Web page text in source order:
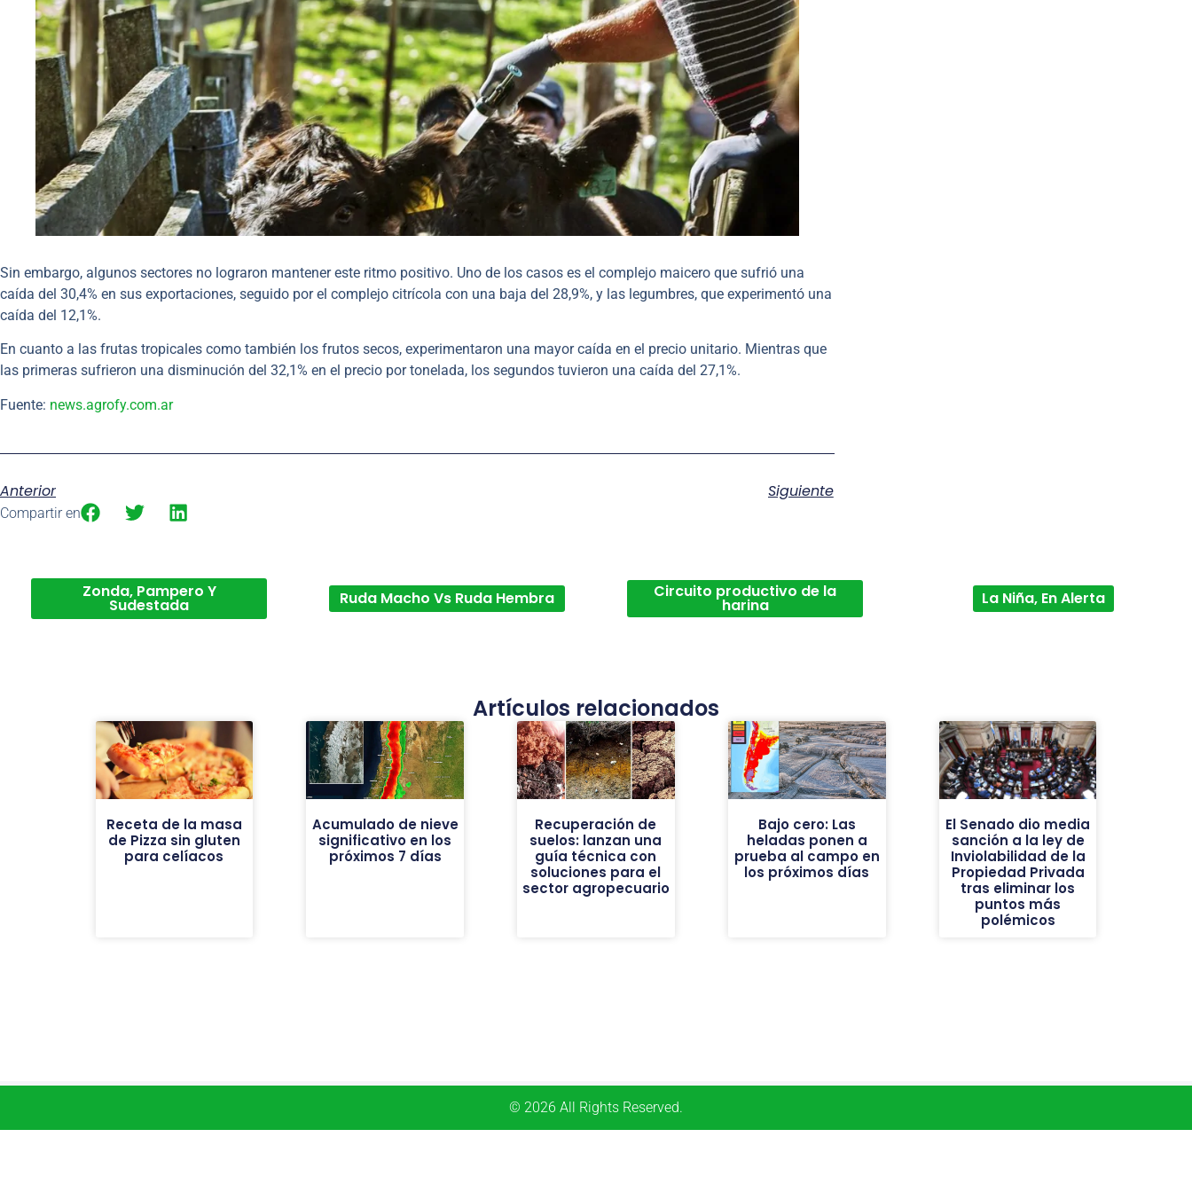
Sin embargo, algunos sectores no lograron mantener este ritmo positivo. Uno de los casos es el complejo maicero que sufrió una
caída del 30,4% en sus exportaciones, seguido por el complejo citrícola con una baja del 28,9%, y las legumbres, que experimentó una
caída del 12,1%.
En cuanto a las frutas tropicales como también los frutos secos, experimentaron una mayor caída en el precio unitario. Mientras que
las primeras sufrieron una disminución del 32,1% en el precio por tonelada, los segundos tuvieron una caída del 27,1%.
Fuente: news.agrofy.com.ar
Anterior Siguiente
Compartir en
Zonda, Pampero Y
Sudestada Ruda Macho Vs Ruda Hembra Circuito productivo de la
harina La Niña, En Alerta
Artículos relacionados
Receta de la masa
de Pizza sin gluten
para celíacos
Acumulado de nieve
significativo en los
próximos 7 días
Recuperación de
suelos: lanzan una
guía técnica con
soluciones para el
sector agropecuario
Bajo cero: Las
heladas ponen a
prueba al campo en
los próximos días
El Senado dio media
sanción a la ley de
Inviolabilidad de la
Propiedad Privada
tras eliminar los
puntos más
polémicos
© 2026 All Rights Reserved.